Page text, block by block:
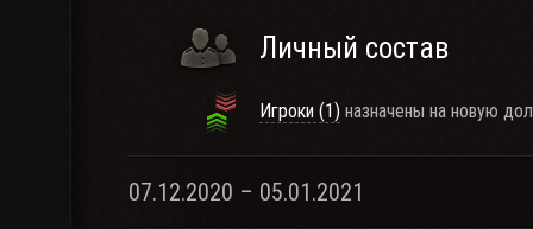
Личный состав
Игроки (1) назначены на новую
07.12.2020 – 05.01.2021